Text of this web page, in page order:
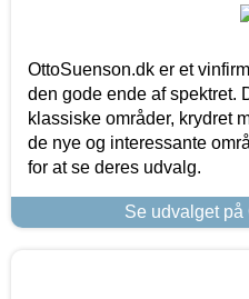
OttoSuenson.dk er et
den gode ende af spektret.
klassiske områder, krydret
de nye og interessante
for at se deres udvalg.
Se udvalget på